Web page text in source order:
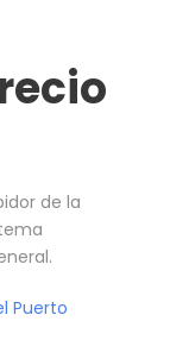
de la
Puerto